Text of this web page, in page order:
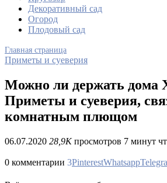
Декоративный сад
Огород
Плодовый сад
Главная страница
Приметы и суеверия
Можно ли держать дома
Приметы и суеверия,
комнатным плющом
06.07.2020 28,9Kпросмотров 7 минут
0 комментарии 3PinterestWhatsapp